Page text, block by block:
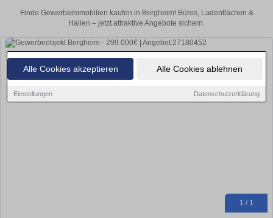
Alle Cookies akzeptieren Alle Cookies ablehnen
Einstellungen Datenschutzerklärung
Finde Gewerbeimmobilien kaufen in Bergheim! Büros, Ladenflächen &
Hallen – jetzt attraktive Angebote sichern.
1 / 1